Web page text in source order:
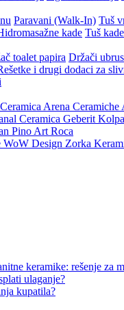
Paravani (Walk-In) Tuš
kade Tuš kade
toalet papira Držači
i drugi dodaci za
Arena Ceramiche
Ceramica Geberit
Pino Art Roca
WoW Design Zorka
keramike: rešenje za
ulaganje?
kupatila?